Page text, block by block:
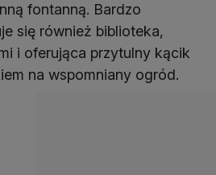
fontanną. Bardzo
się również biblioteka,
i oferująca przytulny kącik
na wspomniany ogród.